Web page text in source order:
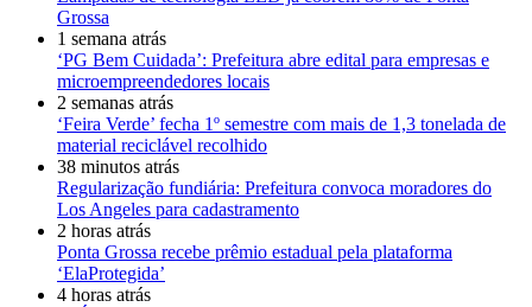
Grossa
1 semana atrás
‘PG Bem Cuidada’: Prefeitura abre edital para empresas e
microempreendedores locais
2 semanas atrás
‘Feira Verde’ fecha 1º semestre com mais de 1,3 tonelada de
material reciclável recolhido
38 minutos atrás
Regularização fundiária: Prefeitura convoca moradores do
Los Angeles para cadastramento
2 horas atrás
Ponta Grossa recebe prêmio estadual pela plataforma
‘ElaProtegida’
4 horas atrás